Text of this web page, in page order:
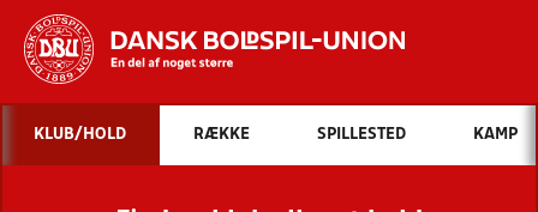
Hvad vil du søge efter?
INDHOLD OG NYHEDER
KLUB/HOLD RÆKKE SPILLESTED KAMP